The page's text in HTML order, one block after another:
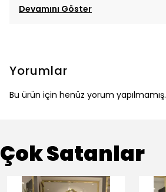
Devamını Göster
Yorumlar
Bu ürün için henüz yorum yapılmamış.
Çok Satanlar